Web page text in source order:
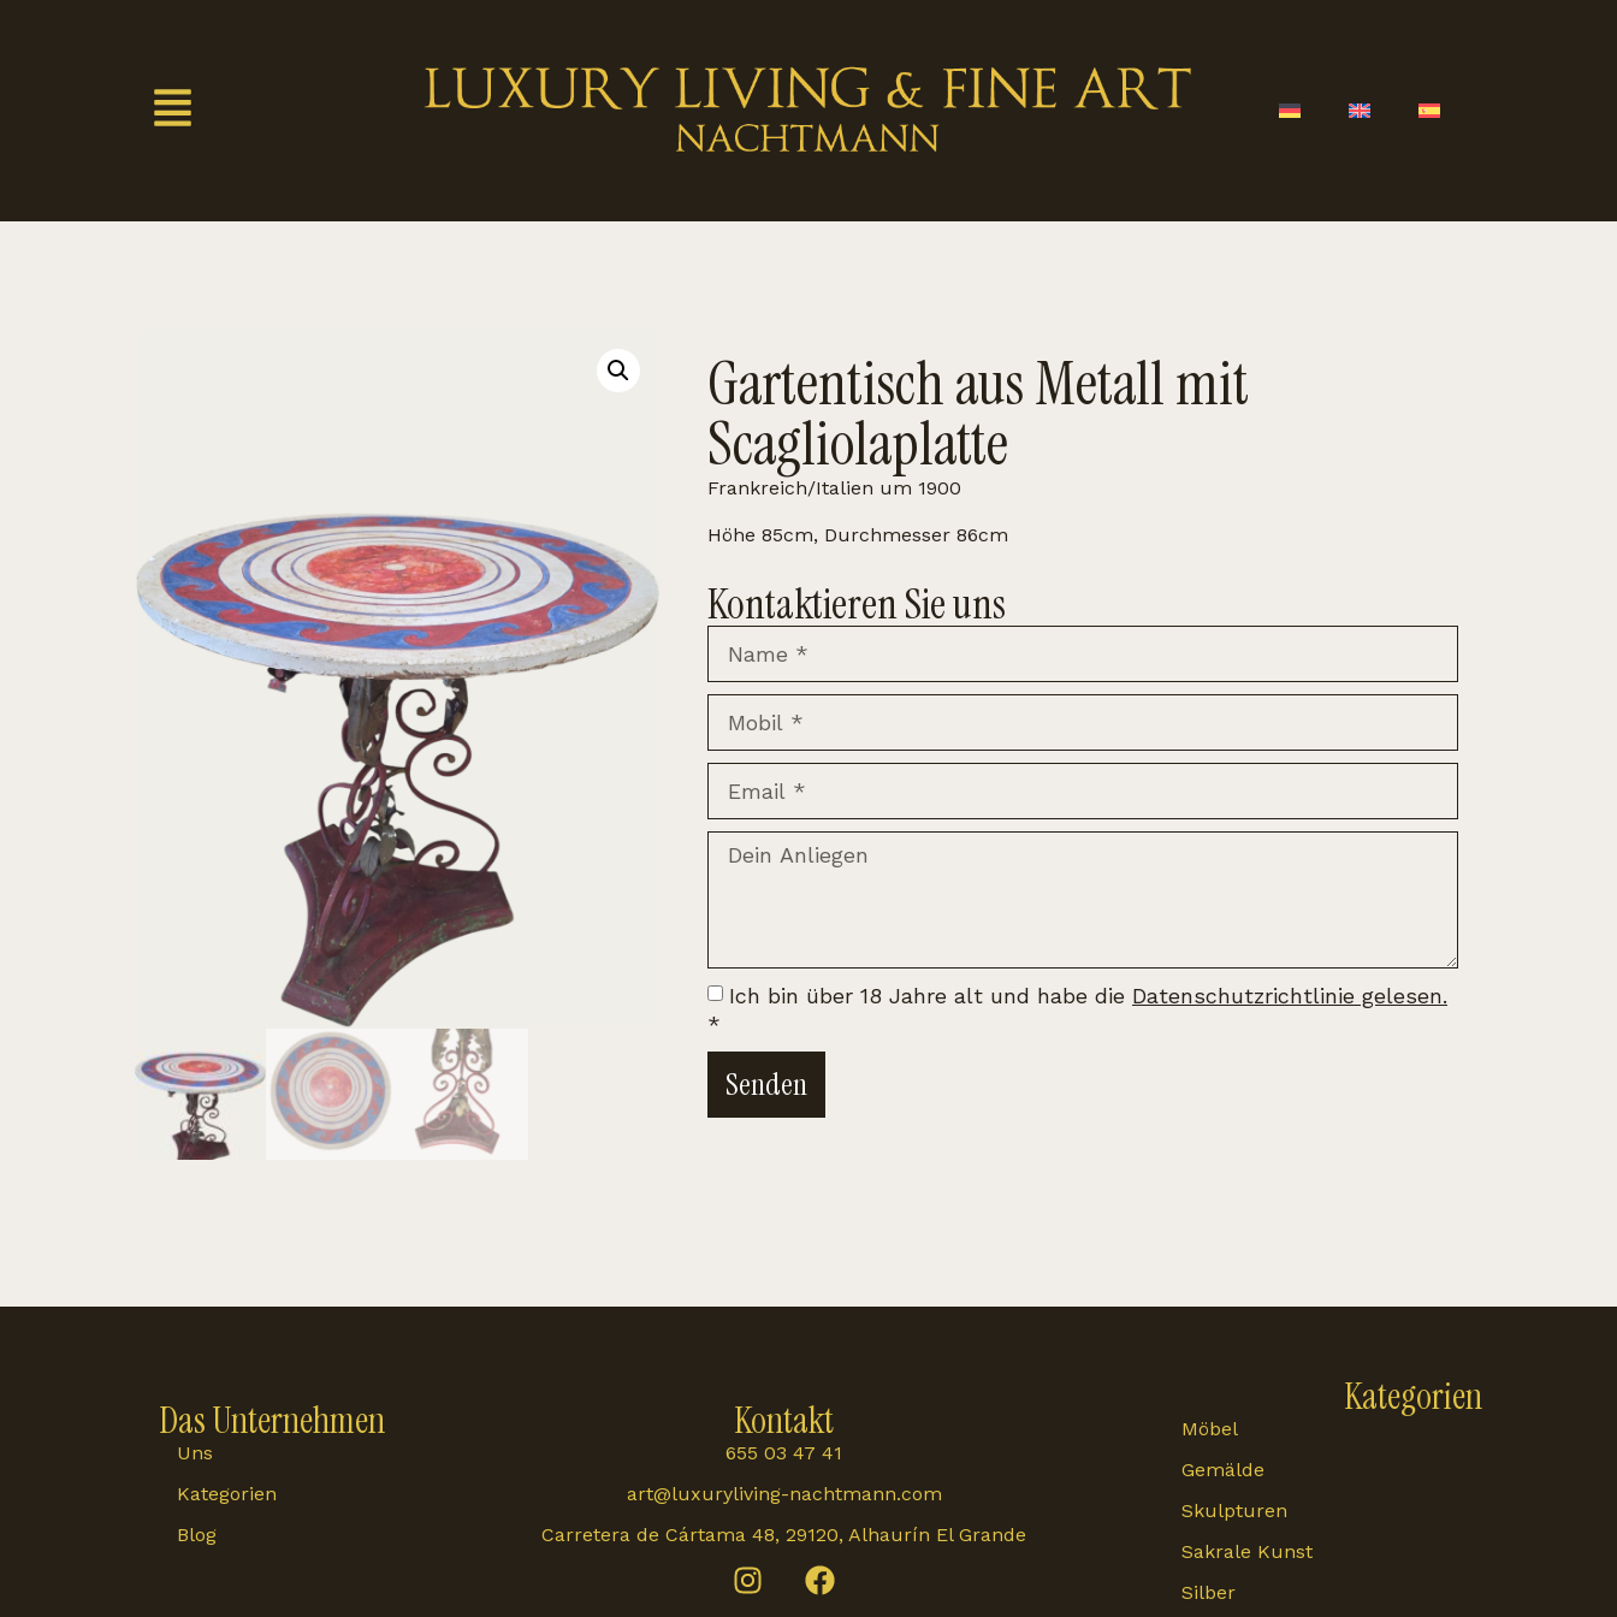
Gartentisch aus Metall mit
Scagliolaplatte
Frankreich/Italien um 1900
Höhe 85cm, Durchmesser 86cm
Kontaktieren Sie uns
Ich bin über 18 Jahre alt und habe die Datenschutzrichtlinie gelesen.
*
Senden
Das Unternehmen
Uns
Kategorien
Blog
Kontakt
655 03 47 41
art@luxuryliving-nachtmann.com
Carretera de Cártama 48, 29120, Alhaurín El Grande
Kategorien
Möbel
Gemälde
Skulpturen
Sakrale Kunst
Silber